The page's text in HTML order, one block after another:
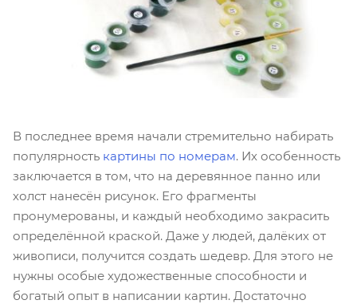
В последнее время начали стремительно набирать
популярность картины по номерам. Их особенность
заключается в том, что на деревянное панно или
холст нанесён рисунок. Его фрагменты
пронумерованы, и каждый необходимо закрасить
определённой краской. Даже у людей, далёких от
живописи, получится создать шедевр. Для этого не
нужны особые художественные способности и
богатый опыт в написании картин. Достаточно